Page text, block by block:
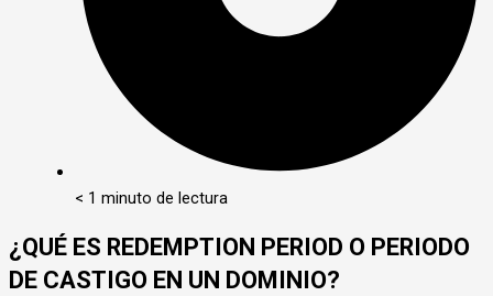
< 1 minuto de lectura
¿QUÉ ES REDEMPTION PERIOD O PERIODO
DE CASTIGO EN UN DOMINIO?